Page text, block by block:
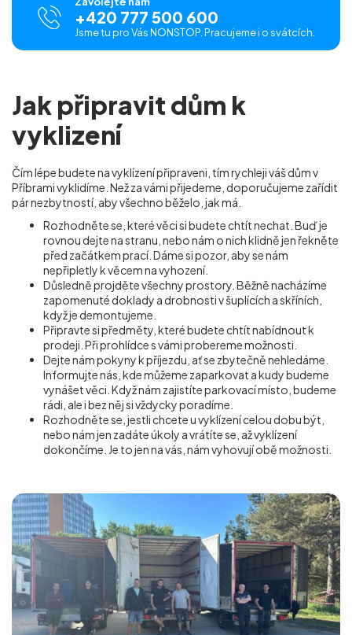
+420 777 500 600
Jsme tu pro Vás NONSTOP. Pracujeme i o svátcích.
Jak připravit dům k
vyklizení
Čím lépe budete na vyklízení připraveni, tím rychleji váš dům v
Příbrami vyklidíme. Než za vámi přijedeme, doporučujeme zařídit
pár nezbytností, aby všechno běželo, jak má.
Rozhodněte se, které věci si budete chtít nechat. Buď je
rovnou dejte na stranu, nebo nám o nich klidně jen řekněte
před začátkem prací. Dáme si pozor, aby se nám
nepřipletly k věcem na vyhození.
Důsledně projděte všechny prostory. Běžně nacházíme
zapomenuté doklady a drobnosti v šuplících a skříních,
když je demontujeme.
Připravte si předměty, které budete chtít nabídnout k
prodeji. Při prohlídce s vámi probereme možnosti.
Dejte nám pokyny k příjezdu, ať se zbytečně nehledáme.
Informujte nás, kde můžeme zaparkovat a kudy budeme
vynášet věci. Když nám zajistíte parkovací místo, budeme
rádi, ale i bez něj si vždycky poradíme.
Rozhodněte se, jestli chcete u vyklízení celou dobu být,
nebo nám jen zadáte úkoly a vrátíte se, až vyklízení
dokončíme. Je to jen na vás, nám vyhovují obě možnosti.